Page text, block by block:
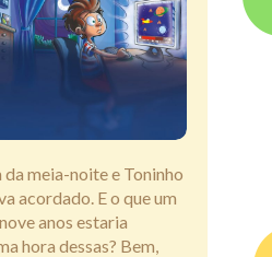
da meia-noite e Toninho
acordado. E o que um
anos estaria
hora dessas? Bem,